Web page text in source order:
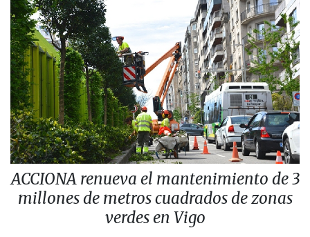
ACCIONA renueva el mantenimiento de 3
millones de metros cuadrados de zonas
verdes en Vigo